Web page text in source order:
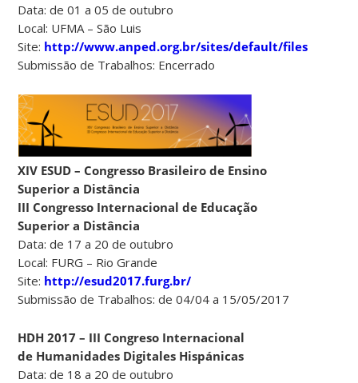
Data: de 01 a 05 de outubro
Local: UFMA – São Luis
Site: http://www.anped.org.br/sites/default/files/images/
Submissão de Trabalhos: Encerrado
XIV ESUD – Congresso Brasileiro de Ensino
Superior a Distância
III Congresso Internacional de Educação
Superior a Distância
Data: de 17 a 20 de outubro
Local: FURG – Rio Grande
Site: http://esud2017.furg.br/
Submissão de Trabalhos: de 04/04 a 15/05/2017
HDH 2017 – III Congreso Internacional
de Humanidades Digitales Hispánicas
Data: de 18 a 20 de outubro